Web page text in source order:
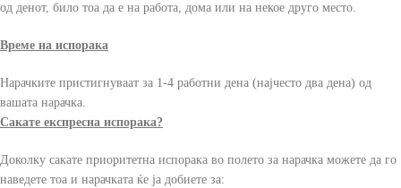
од денот, било тоа да е на работа, дома или на некое друго место.
Време на испорака
Нарачките пристигнуваат за 1-4 работни дена (најчесто два дена) од
вашата нарачка.
Сакате експресна испорака?
Доколку сакате приоритетна испорака во полето за нарачка можете да го
наведете тоа и нарачката ќе ја добиете за: